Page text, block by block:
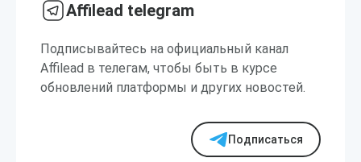
Affilead telegram
Подписывайтесь на официальный канал
Affilead в телегам, чтобы быть в курсе
обновлений платформы и других новостей.
Подписаться